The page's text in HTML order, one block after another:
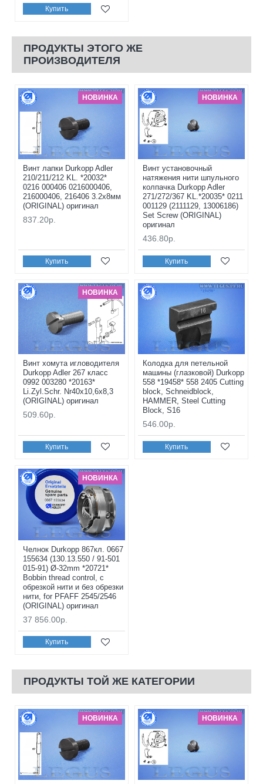
Купить
ПРОДУКТЫ ЭТОГО ЖЕ
ПРОИЗВОДИТЕЛЯ
НОВИНКА
Винт лапки Durkopp Adler
210/211/212 KL. *20032*
0216 000406 0216000406,
216000406, 216406 3.2x8мм
(ORIGINAL) оригинал
837.20р.
Купить
НОВИНКА
Винт установочный
натяжения нити шпульного
колпачка Durkopp Adler
271/272/367 KL.*20035* 0211
001129 (2111129, 13006186)
Set Screw (ORIGINAL)
оригинал
436.80р.
Купить
НОВИНКА
Винт хомута игловодителя
Durkopp Adler 267 класс
0992 003280 *20163*
Li.Zyl.Schr. Nr40x10,6x8,3
(ORIGINAL) оригинал
509.60р.
Купить
Колодка для петельной
машины (глазковой) Durkopp
558 *19458* 558 2405 Cutting
block, Schneidblock,
HAMMER, Steel Cutting
Block, S16
546.00р.
Купить
НОВИНКА
Челнок Durkopp 867кл. 0667
155634 (130.13.550 / 91-501
015-91) Ø-32mm *20721*
Bobbin thread control, с
обрезкой нити и без обрезки
нити, for PFAFF 2545/2546
(ORIGINAL) оригинал
37 856.00р.
Купить
ПРОДУКТЫ ТОЙ ЖЕ КАТЕГОРИИ
НОВИНКА НОВИНКА